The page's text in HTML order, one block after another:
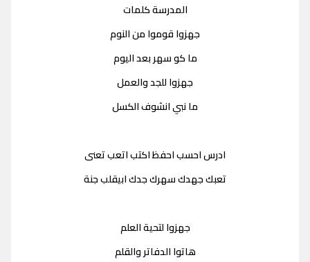
المدرسة كلمات
جهزوا قوموا من النوم
ما كو سهر بعد اليوم
جهزوا للجد والعمل
ما نبي انشوف الكسل
ادرس احسب احفظ اكتب اتعب تعنى
تعبك جهدك سهرك جدك ابيقلب جنة
جهزوا لتحية العلم
هاتوا الدفاتر والقلم